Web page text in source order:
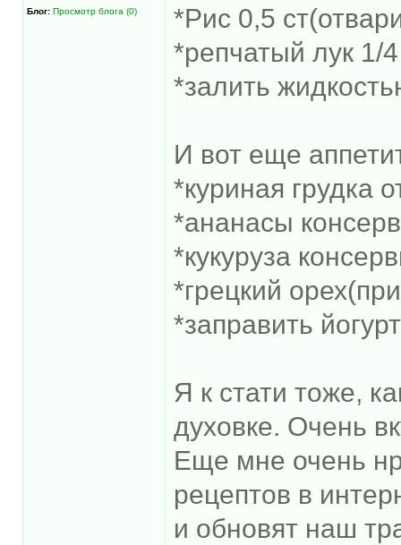
Блог: Просмотр блога (0)
*Рис 0,5
*репчатый лук 1/
*залить
И вот еще
*куриная грудка
*ананасы
*кукуруза
*грецкий
*заправить
Я к стати тоже,
духовке. Очень
Еще мне очень
рецептов в
и обновят наш